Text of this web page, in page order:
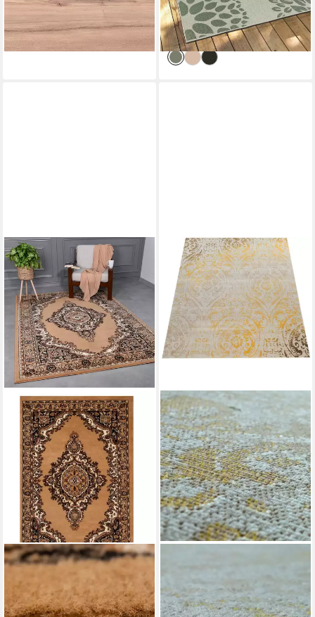
ab 10,39 € UVP 24,99 €
-58%
lieferbar - in 4-5 Werktagen bei dir
schnell trocknend
ab 16,99 € UVP35,99 €
-53%
lieferbar - in 3-4 Werktagen bei dir
VIMODA
Orientalisch Vintage
Wohnzimmerteppich,
Teppich Artigo 415,
rechteckig, Höhe: 4 mm,
Kurzflor, Motiv Ornamente,